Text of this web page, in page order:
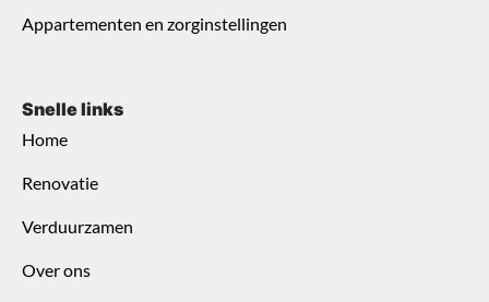
Appartementen en zorginstellingen
Snelle links
Home
Renovatie
Verduurzamen
Over ons